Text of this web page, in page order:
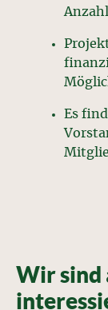
Es
Wir sind